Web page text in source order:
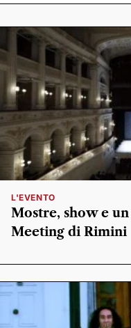
L'EVENTO
Mostre, show e
Meeting di Rimini